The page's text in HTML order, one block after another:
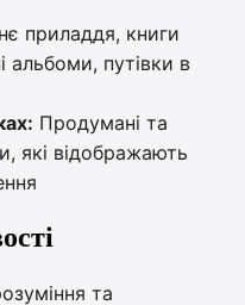
приладдя, книги
альбоми, путівки в
Продумані та
які відображають
та